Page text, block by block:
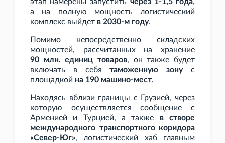
а на полную мощность логистический
комплекс выйдет в 2030-м году.
Помимо непосредственно складских
мощностей, рассчитанных на хранение
90
млн. единиц товаров, он также будет
включать в себятаможенную зонус
площадкой на 190 машино-мест.
Находясь вблизи границы с Грузией, через
которую осуществляется сообщение с
Арменией и Турцией, а также в створе
международного транспортного коридора
«Север-Юг», логистический хаб главным